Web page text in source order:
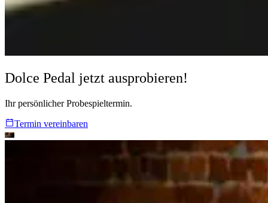
Dolce Pedal jetzt ausprobieren!
Ihr persönlicher Probespieltermin.
Termin vereinbaren